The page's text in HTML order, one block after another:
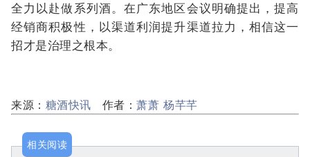
全力以赴做系列酒。在广东地区会议明确提出，提高
经销商积极性，以渠道利润提升渠道拉力，相信这一
招才是治理之根本。
来源： 糖酒快讯 作者：萧萧 杨芊芊
相关阅读